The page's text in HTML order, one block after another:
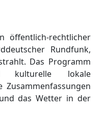
öffentlich-rechtlicher
Rundfunk,
Das Programm
kulturelle lokale
das Wetter in der